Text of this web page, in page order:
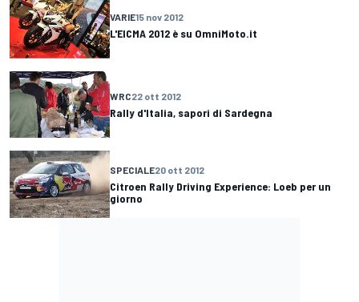
VARIE15 nov 2012
L'EICMA 2012 è su OmniMoto.it
WRC22 ott 2012
Rally d'Italia, sapori di Sardegna
SPECIALE20 ott 2012
Citroen Rally Driving Experience: Loeb per un
giorno